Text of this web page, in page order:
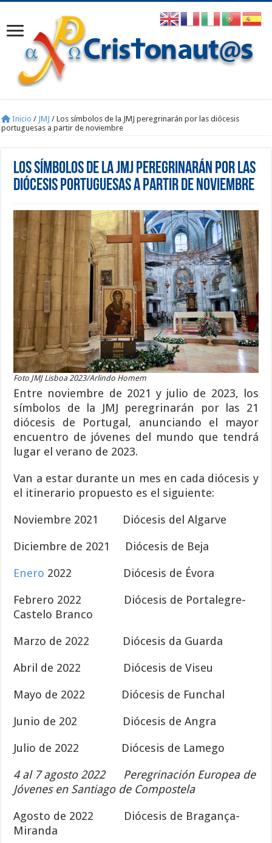
Inicio / JMJ / Los símbolos de la JMJ peregrinarán por las diócesis
portuguesas a partir de noviembre
Los símbolos de la JMJ peregrinarán por las
diócesis portuguesas a partir de noviembre
Foto JMJ Lisboa 2023/Arlindo Homem
Entre noviembre de 2021 y julio de 2023, los
símbolos de la JMJ peregrinarán por las 21
diócesis de Portugal, anunciando el mayor
encuentro de jóvenes del mundo que tendrá
lugar el verano de 2023.
Van a estar durante un mes en cada diócesis y
el itinerario propuesto es el siguiente:
Noviembre 2021 Diócesis del Algarve
Diciembre de 2021 Diócesis de Beja
Enero 2022 Diócesis de Évora
Febrero 2022 Diócesis de Portalegre-
Castelo Branco
Marzo de 2022 Diócesis da Guarda
Abril de 2022 Diócesis de Viseu
Mayo de 2022 Diócesis de Funchal
Junio de 202 Diócesis de Angra
Julio de 2022 Diócesis de Lamego
4 al 7 agosto 2022 Peregrinación Europea de
Jóvenes en Santiago de Compostela
Agosto de 2022 Diócesis de Bragança-
Miranda